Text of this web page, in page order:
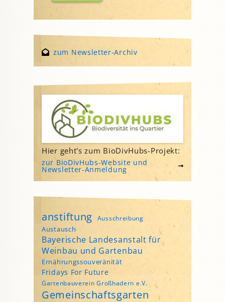
zum Newsletter-Archiv
Hier geht's zum BioDivHubs-Projekt:
zur BioDivHubs-Website und
Newsletter-Anmeldung
anstiftung Ausschreibung
Austausch
Bayerische Landesanstalt für
Weinbau und Gartenbau
Ernährungssouveränität
Fridays For Future
Gartenbauverein Großhadern e.V.
Gemeinschaftsgarten